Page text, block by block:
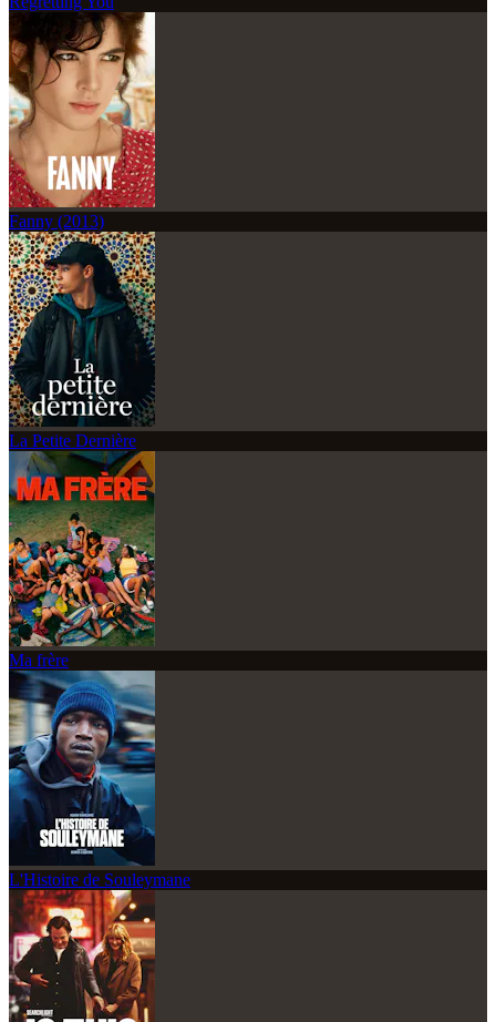
Fanny (2013)
La Petite Dernière
Ma frère
L'Histoire de Souleymane